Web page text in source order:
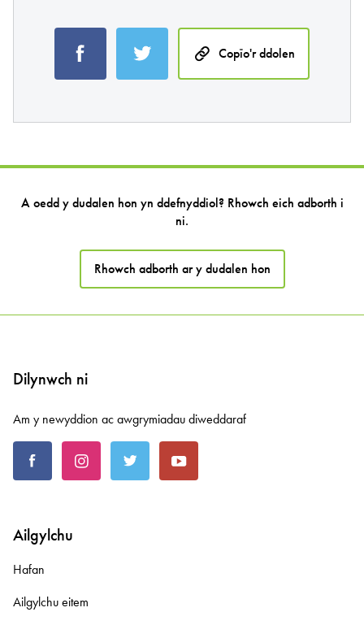
Copïo'r ddolen
A oedd y dudalen hon yn ddefnyddiol? Rhowch eich adborth i
ni.
Rhowch adborth ar y dudalen hon
Dilynwch ni
Am y newyddion ac awgrymiadau diweddaraf
Ailgylchu
Hafan
Ailgylchu eitem